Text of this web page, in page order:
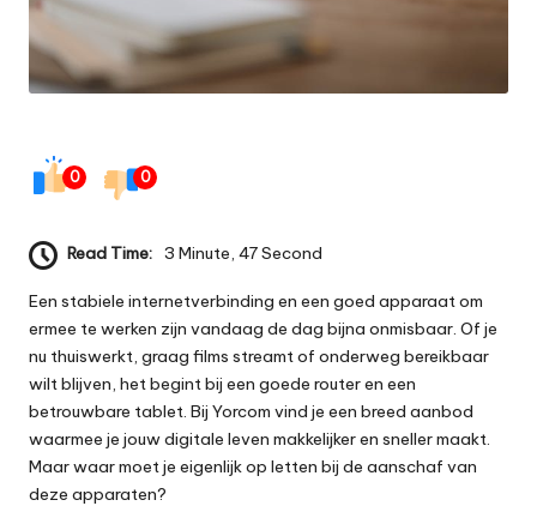
0 0
Read Time: 3 Minute, 47 Second
Een stabiele internetverbinding en een goed apparaat om
ermee te werken zijn vandaag de dag bijna onmisbaar. Of je
nu thuiswerkt, graag films streamt of onderweg bereikbaar
wilt blijven, het begint bij een goede router en een
betrouwbare tablet. Bij Yorcom vind je een breed aanbod
waarmee je jouw digitale leven makkelijker en sneller maakt.
Maar waar moet je eigenlijk op letten bij de aanschaf van
deze apparaten?